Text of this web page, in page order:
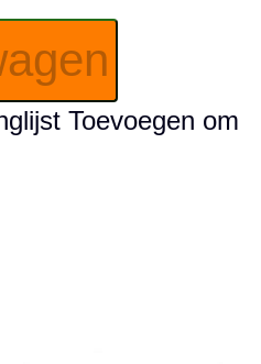
Toevoegen om